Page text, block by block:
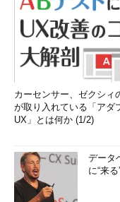
カーセンサー、ゼクシィ
が取り入れている「アダ
UX」とは何か (1/2)
データ
に“来